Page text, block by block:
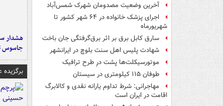
آخرین وضعیت مصدومان شهرک شمس‌آباد
اجرای پزشک خانواده در ۶۴ شهر کشور تا
شهریورماه
سارق کابل برق بر اثر برق‌گرفتگی جان باخت
شهادت پلیس اهل سنت بلوچ در ایرانشهر
موتورسیکلت‌ها پشت درِ طرح ترافیک
طوفان ۱۱۵ کیلومتری در سیستان
مهاجرانی: شرط تداوم یارانه نقدی و کالابرگ
اقامت در ایران است
هشدار
جاسوس